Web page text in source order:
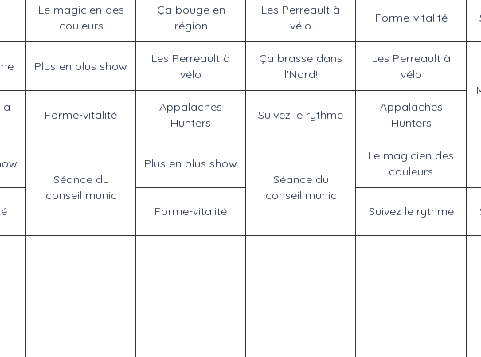
Le magicien des
couleurs
Ça bouge en
région
Les Perreault à
vélo
Forme-vitalité
Plus en plus show
Les Perreault à
vélo
Ça brasse dans
l'Nord!
Les Perreault à
vélo
à
Forme-vitalité
Appalaches
Hunters
Suivez le rythme
Appalaches
Hunters
Séance du
conseil munic
Plus en plus show
Séance du
conseil munic
Le magicien des
couleurs
Forme-vitalité Suivez le rythme